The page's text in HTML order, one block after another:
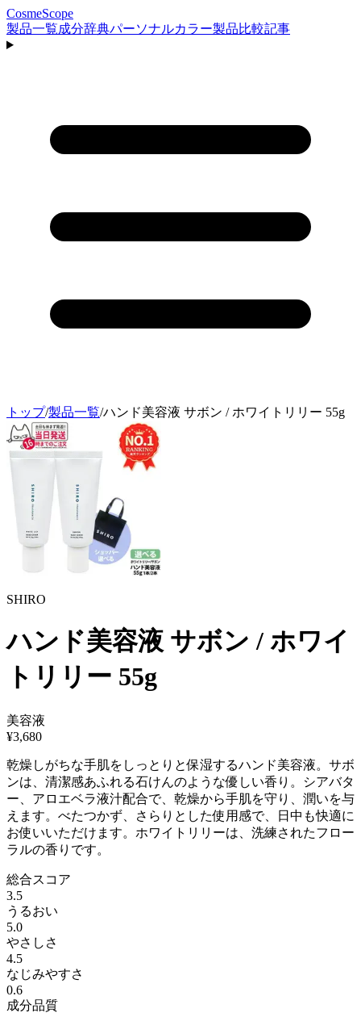
CosmeScope
製品一覧成分辞典パーソナルカラー製品比較記事
トップ/製品一覧/ハンド美容液 サボン / ホワイトリリー 55g
SHIRO
ハンド美容液 サボン / ホワイ
トリリー 55g
美容液
¥3,680
乾燥しがちな手肌をしっとりと保湿するハンド美容液。サボ
ンは、清潔感あふれる石けんのような優しい香り。シアバタ
ー、アロエベラ液汁配合で、乾燥から手肌を守り、潤いを与
えます。べたつかず、さらりとした使用感で、日中も快適に
お使いいただけます。ホワイトリリーは、洗練されたフロー
ラルの香りです。
総合スコア
3.5
うるおい
5.0
やさしさ
4.5
なじみやすさ
0.6
成分品質